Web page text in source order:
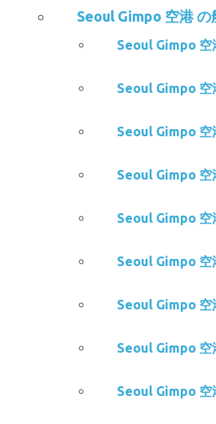
Seoul Gimpo 空港 の
Seoul Gimpo 空
Seoul Gimpo 空
Seoul Gimpo 空
Seoul Gimpo
Seoul Gimpo 空
Seoul Gimpo 空
Seoul Gimpo 空
Seoul Gimpo 空
Seoul Gimpo 空